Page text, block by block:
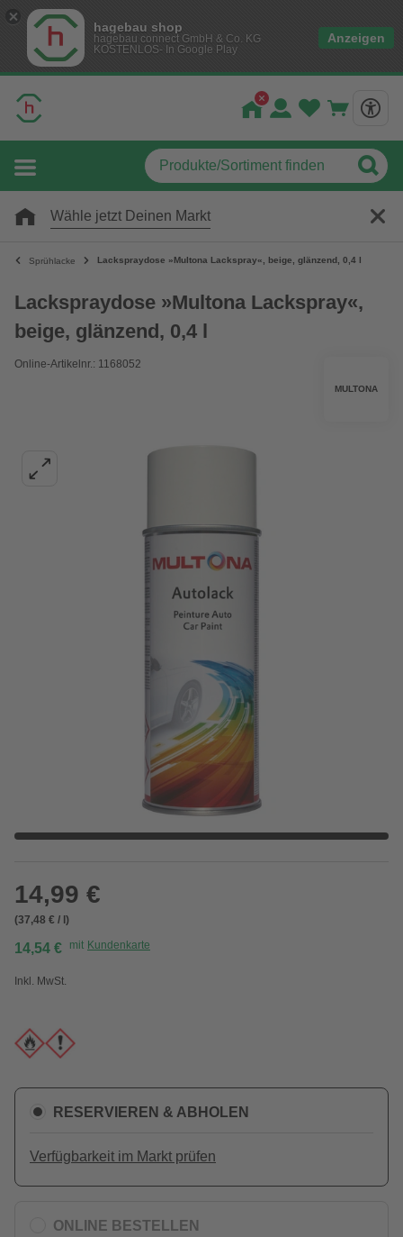
hagebau shop
hagebau connect GmbH & Co. KG
KOSTENLOS- In Google Play
Anzeigen
Wähle jetzt Deinen Markt
Sprühlacke Lackspraydose »Multona Lackspray«, beige, glänzend, 0,4 l
Lackspraydose »Multona Lackspray«,
beige, glänzend, 0,4 l
Online-Artikelnr.: 1168052
MULTONA
14,99 €
(37,48 € / l)
14,54 € mit Kundenkarte
Inkl. MwSt.
RESERVIEREN & ABHOLEN
Verfügbarkeit im Markt prüfen
ONLINE BESTELLEN